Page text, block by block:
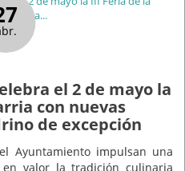
el 2 de mayo la
con nuevas
de excepción
Ayuntamiento impulsan una
valor la tradición culinaria